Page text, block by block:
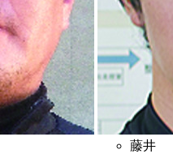
藤井